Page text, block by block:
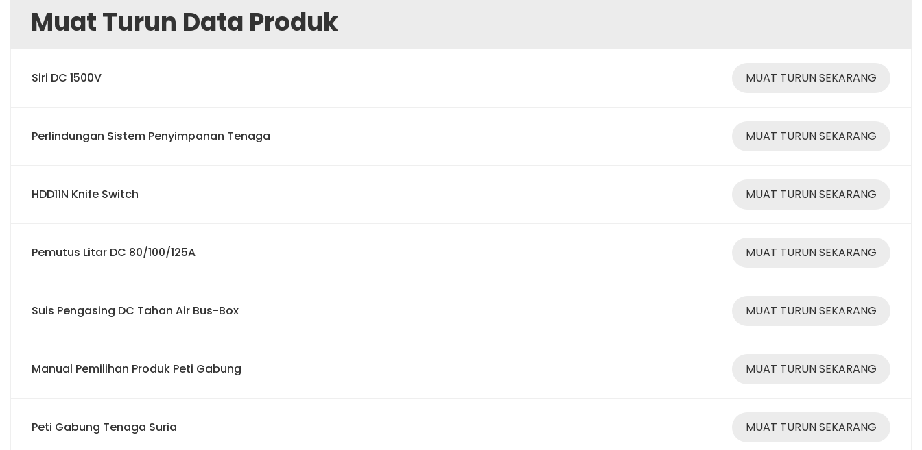
Muat Turun Data Produk
Siri DC 1500V MUAT TURUN SEKARANG
Perlindungan Sistem Penyimpanan Tenaga MUAT TURUN SEKARANG
HDD11N Knife Switch MUAT TURUN SEKARANG
Pemutus Litar DC 80/100/125A MUAT TURUN SEKARANG
Suis Pengasing DC Tahan Air Bus-Box MUAT TURUN SEKARANG
Manual Pemilihan Produk Peti Gabung MUAT TURUN SEKARANG
Peti Gabung Tenaga Suria MUAT TURUN SEKARANG